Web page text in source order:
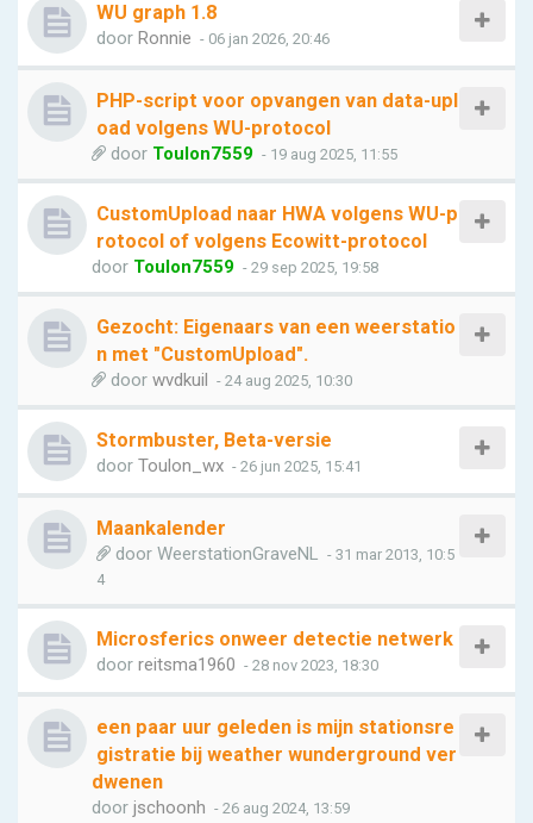
WU graph 1.8
door Ronnie - 06 jan 2026, 20:46
PHP-script voor opvangen van data-upl
oad volgens WU-protocol
door Toulon7559 - 19 aug 2025, 11:55
CustomUpload naar HWA volgens WU-p
rotocol of volgens Ecowitt-protocol
door Toulon7559 - 29 sep 2025, 19:58
Gezocht: Eigenaars van een weerstatio
n met "CustomUpload".
door wvdkuil - 24 aug 2025, 10:30
Stormbuster, Beta-versie
door Toulon_wx - 26 jun 2025, 15:41
Maankalender
door WeerstationGraveNL - 31 mar 2013, 10:5
4
Microsferics onweer detectie netwerk
door reitsma1960 - 28 nov 2023, 18:30
een paar uur geleden is mijn stationsre
gistratie bij weather wunderground ver
dwenen
door jschoonh - 26 aug 2024, 13:59